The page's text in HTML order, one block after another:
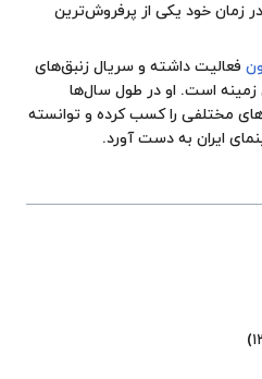
زمان خود یکی از پرفروش‌ترین
فعالیت داشته و سریال زنبق‌های
زمینه است. او در طول سال‌ها
مختلفی را کسب کرده و توانسته
ایران به دست آورد.